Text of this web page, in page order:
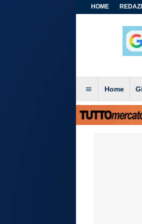
HOME
Home